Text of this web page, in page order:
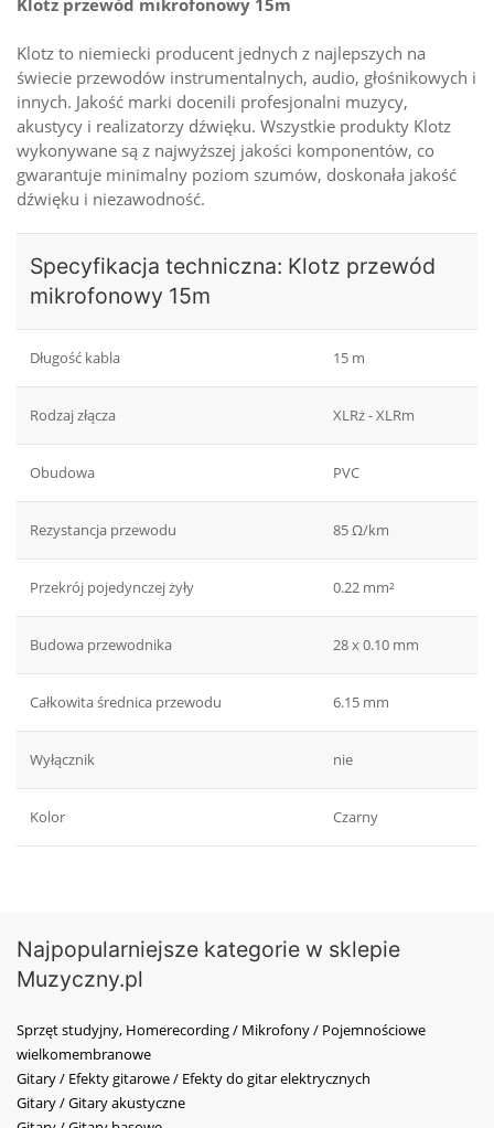
Klotz przewód mikrofonowy 15m
Klotz to niemiecki producent jednych z najlepszych na
świecie przewodów instrumentalnych, audio, głośnikowych i
innych. Jakość marki docenili profesjonalni muzycy,
akustycy i realizatorzy dźwięku. Wszystkie produkty Klotz
wykonywane są z najwyższej jakości komponentów, co
gwarantuje minimalny poziom szumów, doskonała jakość
dźwięku i niezawodność.
Specyfikacja techniczna: Klotz przewód
mikrofonowy 15m
Długość kabla 15 m
Rodzaj złącza XLRż - XLRm
Obudowa PVC
Rezystancja przewodu 85 Ω/km
Przekrój pojedynczej żyły 0.22 mm²
Budowa przewodnika 28 x 0.10 mm
Całkowita średnica przewodu 6.15 mm
Wyłącznik nie
Kolor Czarny
Najpopularniejsze kategorie w sklepie
Muzyczny.pl
Sprzęt studyjny, Homerecording / Mikrofony / Pojemnościowe
wielkomembranowe
Gitary / Efekty gitarowe / Efekty do gitar elektrycznych
Gitary / Gitary akustyczne